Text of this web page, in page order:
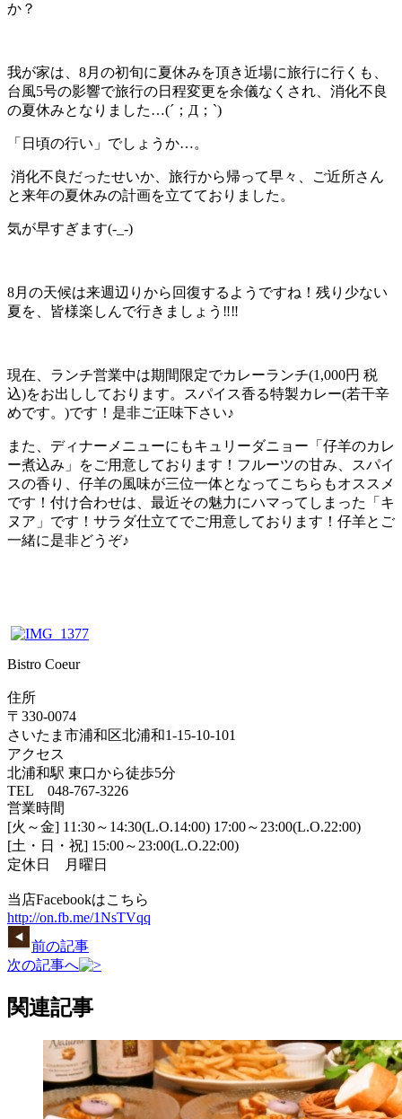
か？
我が家は、8月の初旬に夏休みを頂き近場に旅行に行くも、
台風5号の影響で旅行の日程変更を余儀なくされ、消化不良
の夏休みとなりました…(´；Д；`)
「日頃の行い」でしょうか…。
消化不良だったせいか、旅行から帰って早々、ご近所さん
と来年の夏休みの計画を立てておりました。
気が早すぎます(-_-)
8月の天候は来週辺りから回復するようですね！残り少ない
夏を、皆様楽しんで行きましょう‼︎‼︎
現在、ランチ営業中は期間限定でカレーランチ(1,000円 税
込)をお出ししております。スパイス香る特製カレー(若干辛
めです。)です！是非ご正味下さい♪
また、ディナーメニューにもキュリーダニョー「仔羊のカレ
ー煮込み」をご用意しております！フルーツの甘み、スパイ
スの香り、仔羊の風味が三位一体となってこちらもオススメ
です！付け合わせは、最近その魅力にハマってしまった「キ
ヌア」です！サラダ仕立てでご用意しております！仔羊とご
一緒に是非どうぞ♪
Bistro Coeur
住所
〒330-0074
さいたま市浦和区北浦和1-15-10-101
アクセス
北浦和駅 東口から徒歩5分
TEL 048-767-3226
営業時間
[火～金] 11:30～14:30(L.O.14:00) 17:00～23:00(L.O.22:00)
[土・日・祝] 15:00～23:00(L.O.22:00)
定休日 月曜日
当店Facebookはこちら
http://on.fb.me/1NsTVqq
前の記事
次の記事へ
関連記事